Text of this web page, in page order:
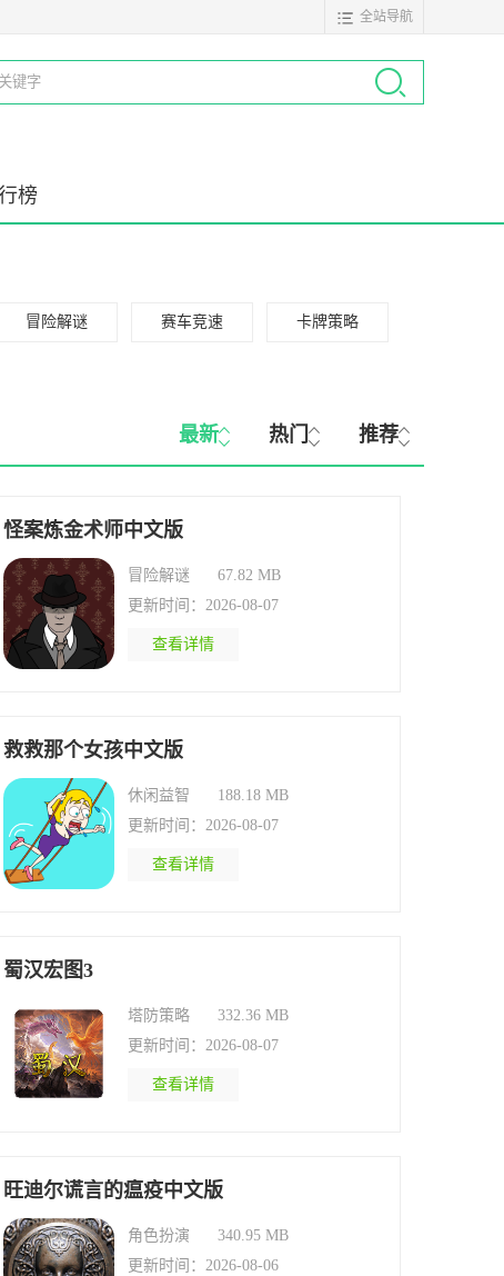
全站导航
榜
冒险解谜 赛车竞速 卡牌策略
最新 热门 推荐
怪案炼金术师中文版
冒险解谜
67.82 MB
更新时间：2026-08-07
查看详情
救救那个女孩中文版
休闲益智
188.18 MB
更新时间：2026-08-07
查看详情
蜀汉宏图3
塔防策略
332.36 MB
更新时间：2026-08-07
查看详情
旺迪尔谎言的瘟疫中文版
角色扮演
340.95 MB
更新时间：2026-08-06